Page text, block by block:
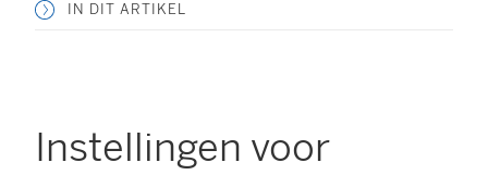
IN DIT ARTIKEL
Instellingen voor